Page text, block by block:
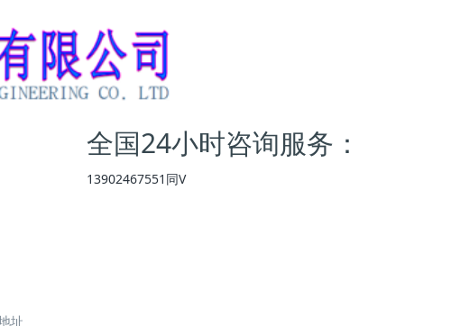
全国24小时咨询服务：
13902467551同V
址